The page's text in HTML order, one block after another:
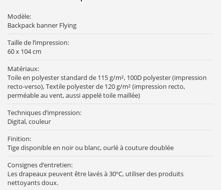
Modèle:
Backpack banner Flying
Taille de l’impression:
60 x 104 cm
Matériaux:
Toile en polyester standard de 115 g/m², 100D polyester (impression
recto-verso), Textile polyester de 120 g/m² (impression recto,
perméable au vent, aussi appelé toile maillée)
Techniques d’impression:
Digital, couleur
Finition:
Tige disponible en noir ou blanc, ourlé à couture doublée
Consignes d’entretien:
Les drapeaux peuvent être lavés à 30ºC, utiliser des produits
nettoyants doux.